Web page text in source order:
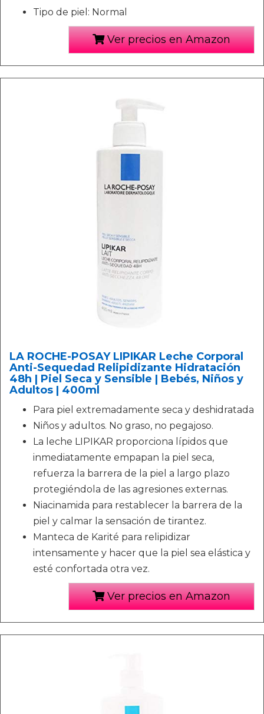
Tipo de piel: Normal
Ver precios en Amazon
LA ROCHE-POSAY LIPIKAR Leche Corporal
Anti-Sequedad Relipidizante Hidratación
48h | Piel Seca y Sensible | Bebés, Niños y
Adultos | 400ml
Para piel extremadamente seca y deshidratada
Niños y adultos. No graso, no pegajoso.
La leche LIPIKAR proporciona lípidos que
inmediatamente empapan la piel seca,
refuerza la barrera de la piel a largo plazo
protegiéndola de las agresiones externas.
Niacinamida para restablecer la barrera de la
piel y calmar la sensación de tirantez.
Manteca de Karité para relipidizar
intensamente y hacer que la piel sea elástica y
esté confortada otra vez.
Ver precios en Amazon